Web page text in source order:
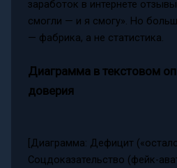
заработок в интернете
смогли — и я смогу». Но
— фабрика, а не статистика.
Диаграмма в текстовом
доверия
[Диаграмма: Дефицит
Соцдоказательство (фейк-